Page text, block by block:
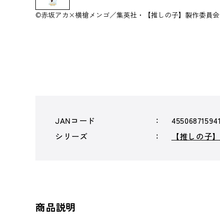
©赤坂アカ×横槍メンゴ／集英社・【推しの子】製作委員会
JANコード
シリーズ
【推しの子】
商品説明